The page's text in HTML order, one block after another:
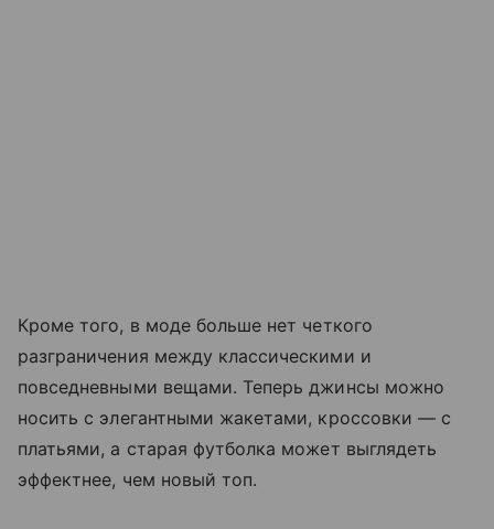
Кроме того, в моде больше нет четкого
разграничения между классическими и
повседневными вещами. Теперь джинсы можно
носить с элегантными жакетами, кроссовки — с
платьями, а старая футболка может выглядеть
эффектнее, чем новый топ.